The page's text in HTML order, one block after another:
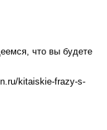
что вы будете
kitaiskie-frazy-s-